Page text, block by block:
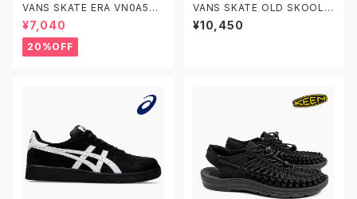
VANS SKATE ERA VN0A5FC
9Y28 22.0-30.0 ヴァンズ ス
ケートエラ
¥7,040
20%OFF
VANS SKATE OLD SKOOL V
N0A5FCBBKA 26.0-29.0 ヴ
ァンズ スケートオールドスクー
¥10,450